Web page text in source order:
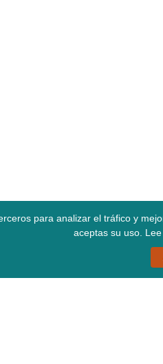
para analizar el tráfico y
aceptas su uso.